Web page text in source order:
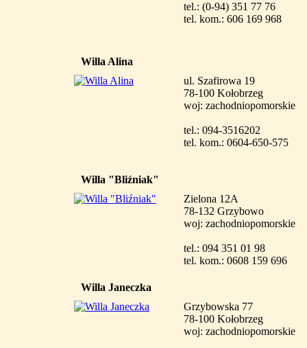
tel.: (0-94) 351 77 76
tel. kom.: 606 169 968
Willa Alina
ul. Szafirowa 19
78-100 Kołobrzeg
woj: zachodniopomorskie
tel.: 094-3516202
tel. kom.: 0604-650-575
Willa "Bliźniak"
Zielona 12A
78-132 Grzybowo
woj: zachodniopomorskie
tel.: 094 351 01 98
tel. kom.: 0608 159 696
Willa Janeczka
Grzybowska 77
78-100 Kołobrzeg
woj: zachodniopomorskie